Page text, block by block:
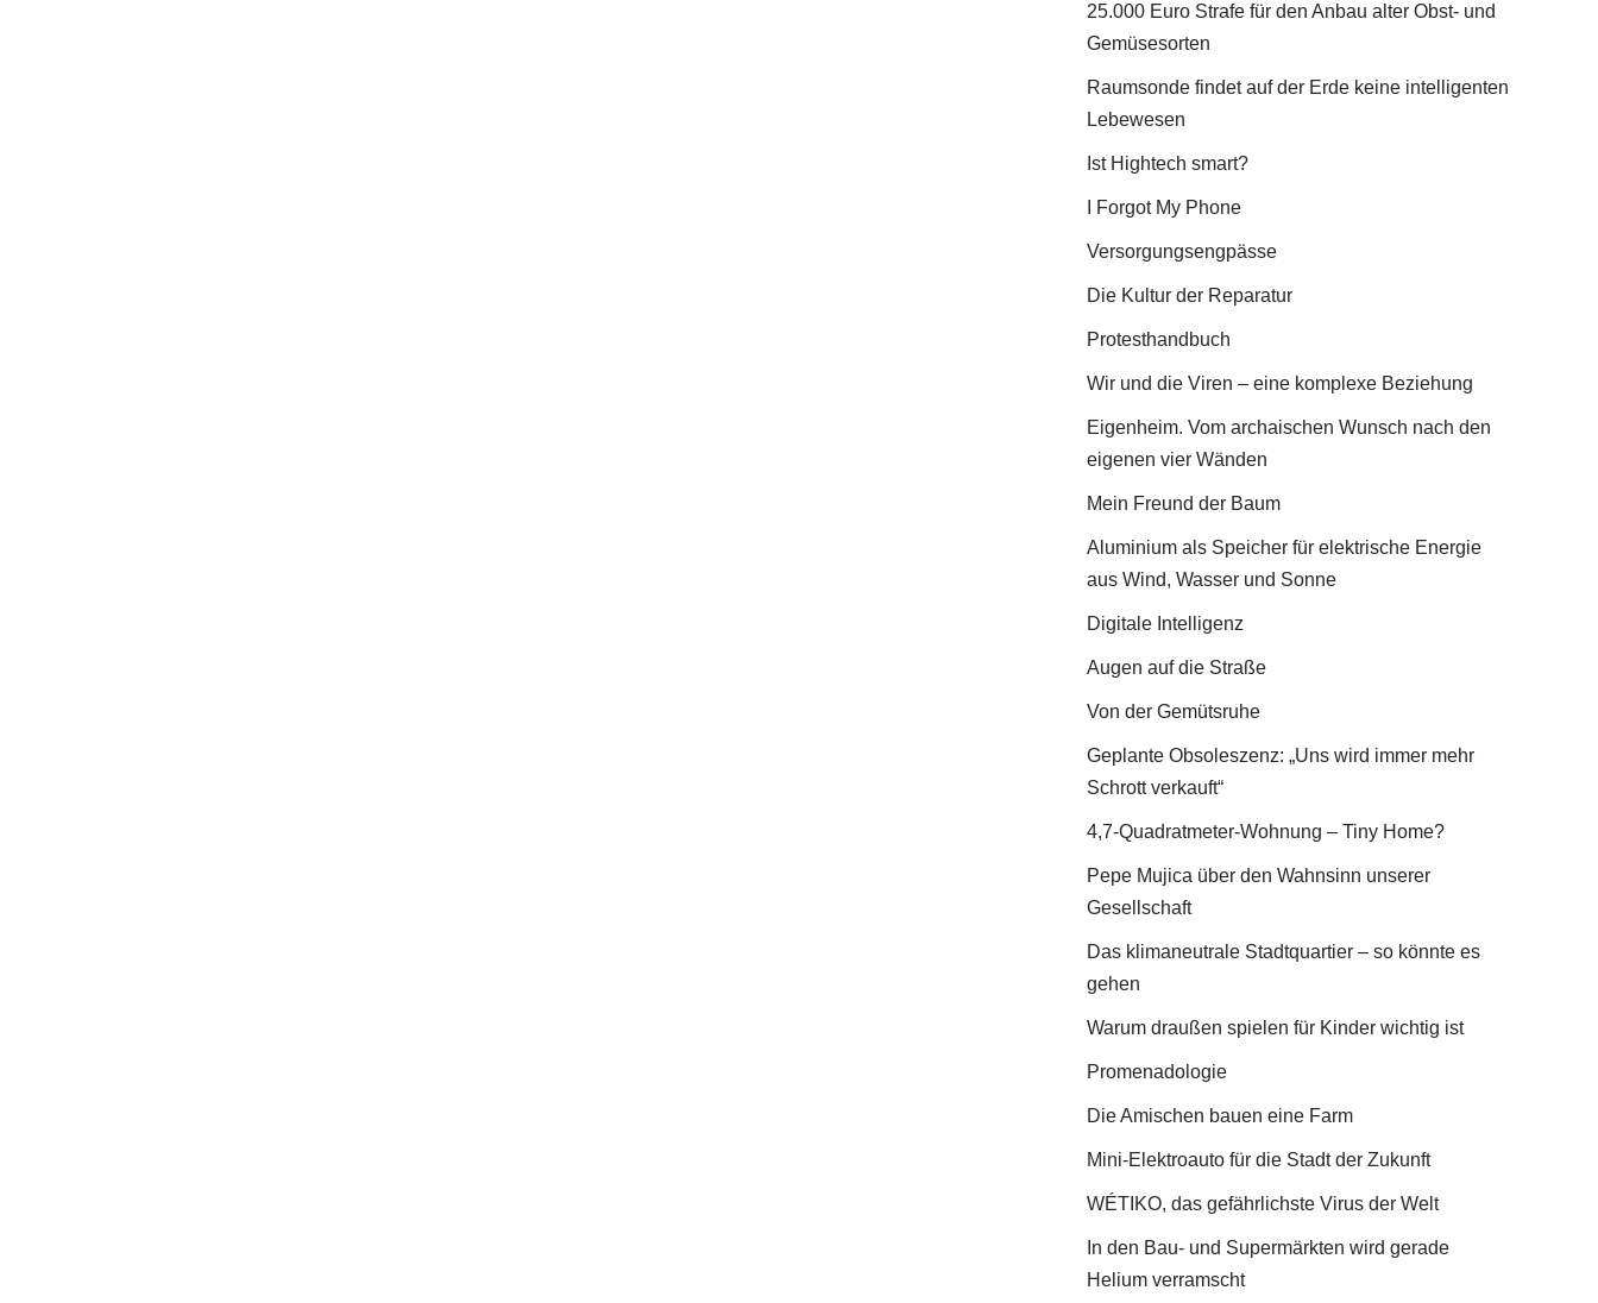
25.000 Euro Strafe für den Anbau alter Obst- und
Gemüsesorten
Raumsonde findet auf der Erde keine intelligenten
Lebewesen
Ist Hightech smart?
I Forgot My Phone
Versorgungsengpässe
Die Kultur der Reparatur
Protesthandbuch
Wir und die Viren – eine komplexe Beziehung
Eigenheim. Vom archaischen Wunsch nach den
eigenen vier Wänden
Mein Freund der Baum
Aluminium als Speicher für elektrische Energie
aus Wind, Wasser und Sonne
Digitale Intelligenz
Augen auf die Straße
Von der Gemütsruhe
Geplante Obsoleszenz: „Uns wird immer mehr
Schrott verkauft“
4,7-Quadratmeter-Wohnung – Tiny Home?
Pepe Mujica über den Wahnsinn unserer
Gesellschaft
Das klimaneutrale Stadtquartier – so könnte es
gehen
Warum draußen spielen für Kinder wichtig ist
Promenadologie
Die Amischen bauen eine Farm
Mini-Elektroauto für die Stadt der Zukunft
WÉTIKO, das gefährlichste Virus der Welt
In den Bau- und Supermärkten wird gerade
Helium verramscht